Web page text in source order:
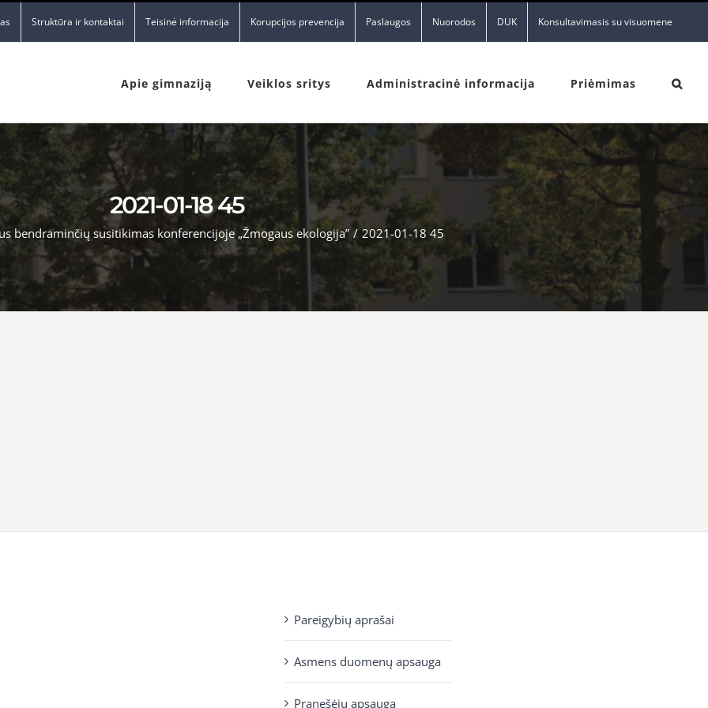
Struktūra ir kontaktai Teisinė informacija Korupcijos prevencija Paslaugos Nuorodos DUK Konsultavimasis su visuomene
Apie gimnaziją Veiklos sritys Administracinė informacija Priėmimas
2021-01-18 45
bendraminčių susitikimas konferencijoje „Žmogaus ekologija” / 2021-01-18 45
Pareigybių aprašai
Asmens duomenų apsauga
Pranešėjų apsauga